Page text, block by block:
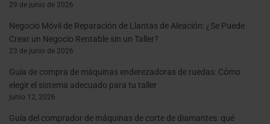
29 de junio de 2026
Negocio Móvil de Reparación de Llantas de Aleación: ¿Se Puede
Crear un Negocio Rentable sin un Taller?
23 de junio de 2026
Guía de compra de máquinas enderezadoras de ruedas: Cómo
elegir el sistema adecuado para tu taller
junio 12, 2026
Guía del comprador de máquinas de corte de diamantes: qué